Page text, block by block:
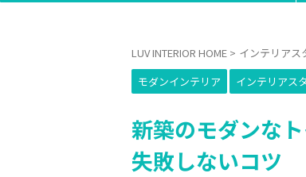
LUV INTERIOR HOME > インテリアス
モダンインテリア
インテリアス
新築のモダンな
失敗しないコツ